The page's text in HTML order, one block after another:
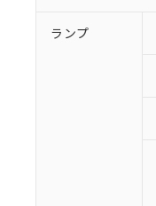
ランプ